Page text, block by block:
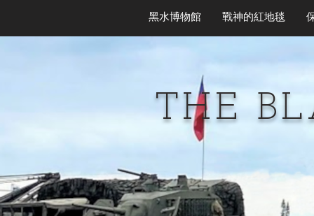
黑水博物館 戰神的紅地毯
THE